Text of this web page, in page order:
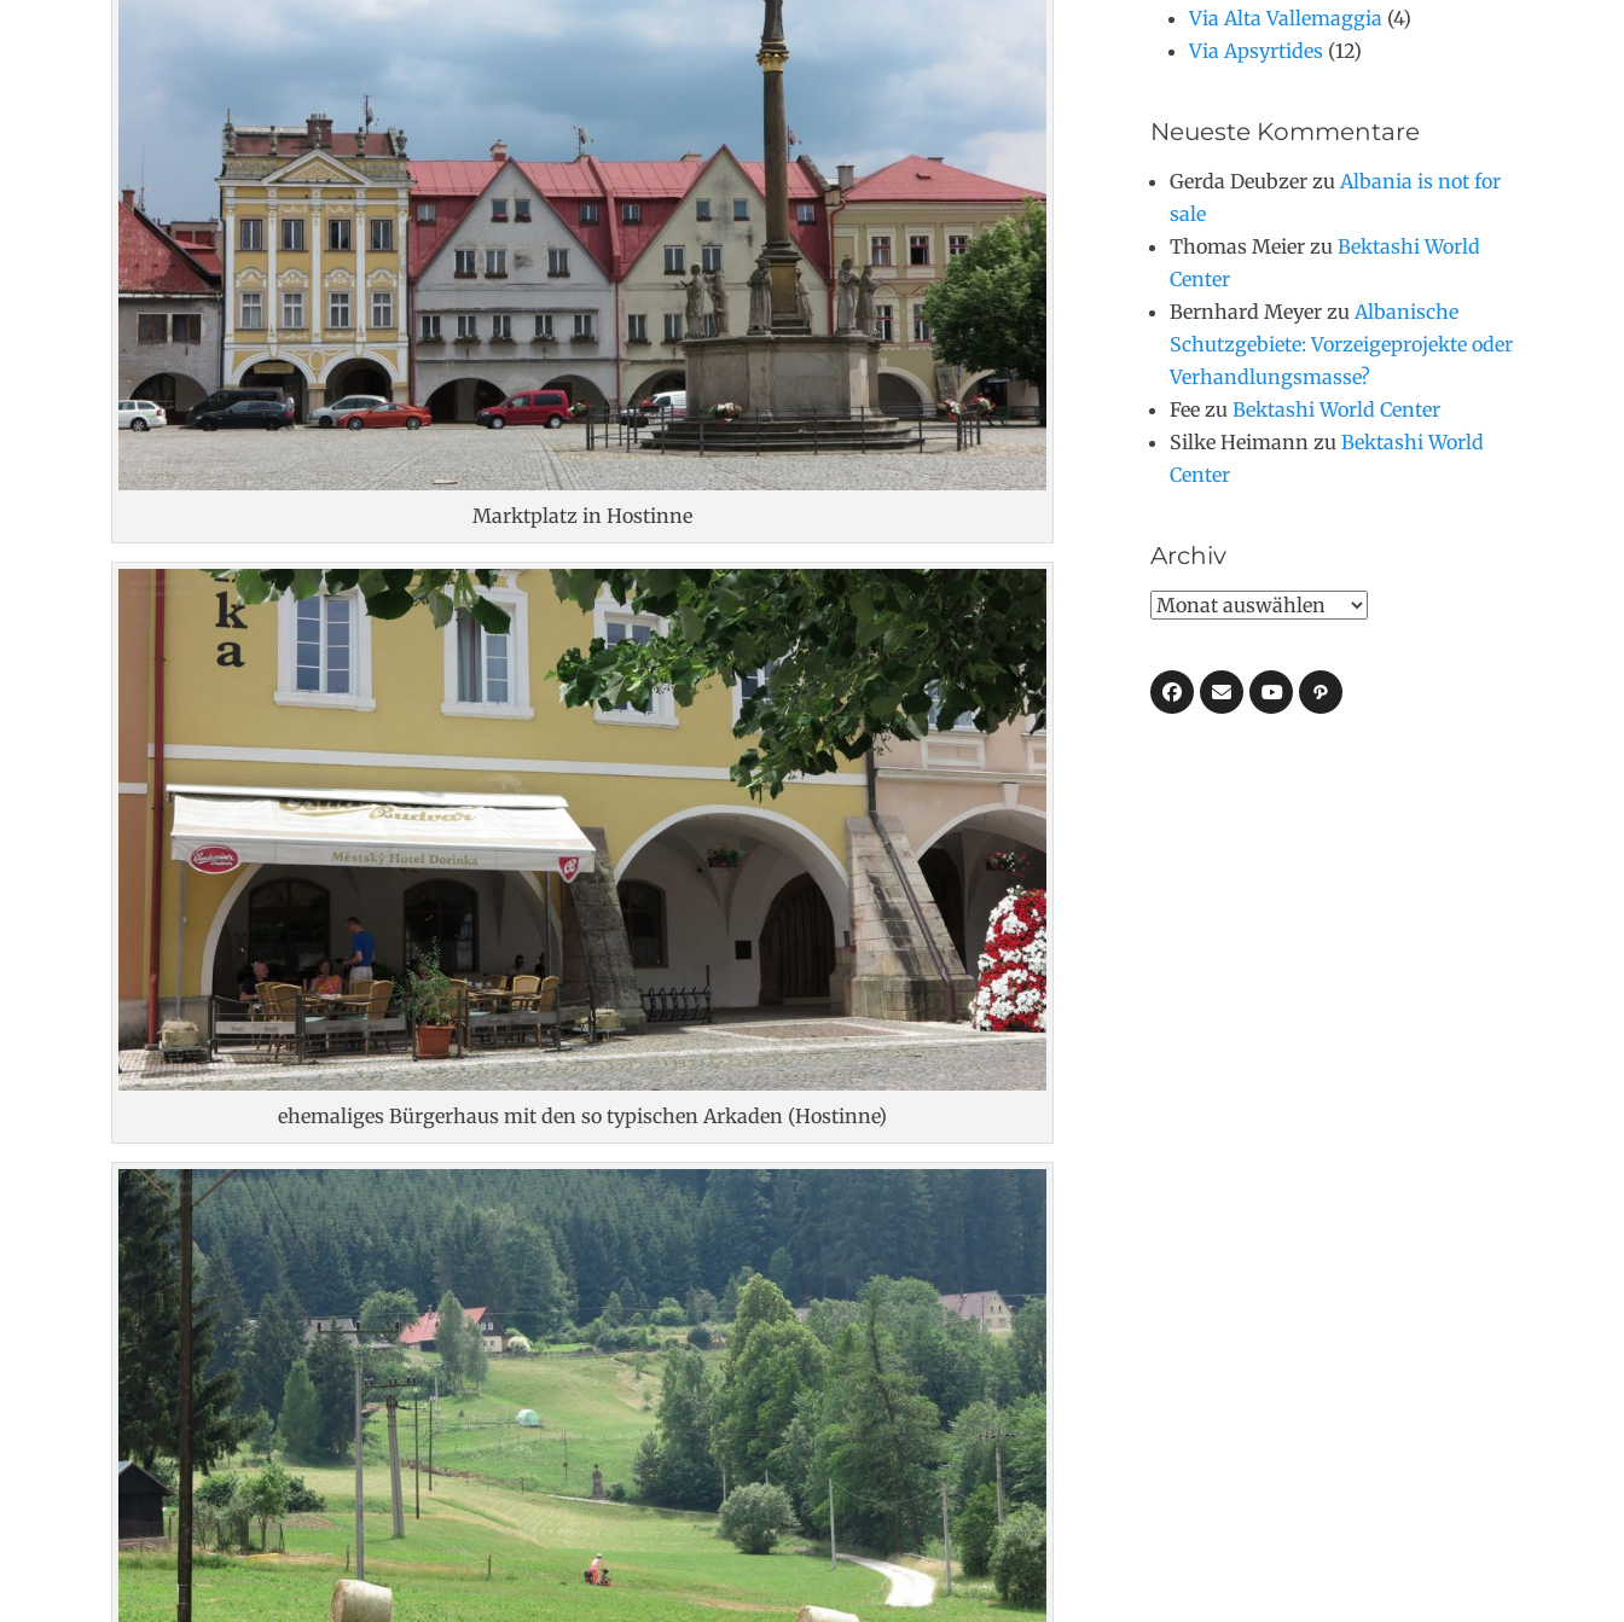
Marktplatz in Hostinne
ehemaliges Bürgerhaus mit den so typischen Arkaden (Hostinne)
Via Alta Vallemaggia (4)
Via Apsyrtides (12)
Neueste Kommentare
Gerda Deubzer zu Albania is not for
sale
Thomas Meier zu Bektashi World
Center
Bernhard Meyer zu Albanische
Schutzgebiete: Vorzeigeprojekte oder
Verhandlungsmasse?
Fee zu Bektashi World Center
Silke Heimann zu Bektashi World
Center
Archiv
Archiv
Facebook
E-
MailYouTube
Pfad